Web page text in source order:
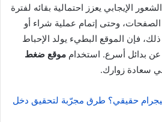
الإيجابي يعزز احتمالية بقائه لفترة
وحتى إتمام عملية شراء أو
فإن الموقع البطيء يولد الإحباط
بدائل أسرع. استخدام موقع ضغط
سعادة زوارك.
حقيقي؟ طرق مجرّبة لتحقيق دخل